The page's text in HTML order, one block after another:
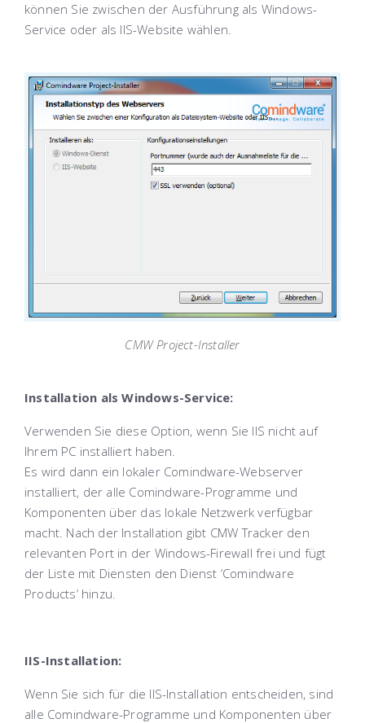
können Sie zwischen der Ausführung als Windows-
Service oder als IIS-Website wählen.
CMW Project-Installer
Installation als Windows-Service:
Verwenden Sie diese Option, wenn Sie IIS nicht auf
Ihrem PC installiert haben.
Es wird dann ein lokaler Comindware-Webserver
installiert, der alle Comindware-Programme und
Komponenten über das lokale Netzwerk verfügbar
macht. Nach der Installation gibt CMW Tracker den
relevanten Port in der Windows-Firewall frei und fügt
der Liste mit Diensten den Dienst ’Comindware
Products’ hinzu.
IIS-Installation:
Wenn Sie sich für die IIS-Installation entscheiden, sind
alle Comindware-Programme und Komponenten über